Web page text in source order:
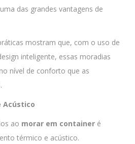
das grandes vantagens de
mostram que, com o uso de
inteligente, essas moradias
nível de conforto que as
Acústico
ao morar em container é
térmico e acústico.